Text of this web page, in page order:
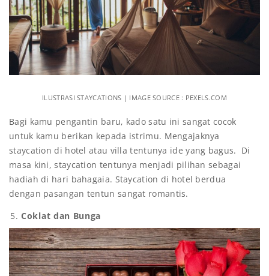
ILUSTRASI STAYCATIONS | IMAGE SOURCE : PEXELS.COM
Bagi kamu pengantin baru, kado satu ini sangat cocok
untuk kamu berikan kepada istrimu. Mengajaknya
staycation di hotel atau villa tentunya ide yang bagus. Di
masa kini, staycation tentunya menjadi pilihan sebagai
hadiah di hari bahagaia. Staycation di hotel berdua
dengan pasangan tentun sangat romantis.
Coklat dan Bunga